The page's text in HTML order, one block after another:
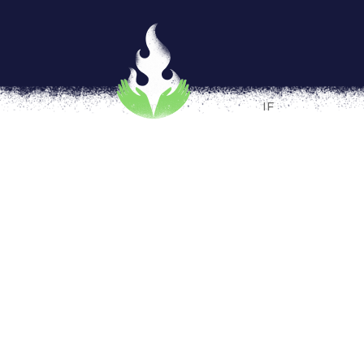
Elecciones 2024: primer
tecnosolucionismo como
poradmin|Abr 12, 2024 |IF